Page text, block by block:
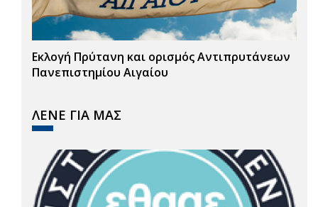
Εκλογή Πρύτανη και ορισμός Αντιπρυτάνεων
Πανεπιστημίου Αιγαίου
ΛΕΝΕ ΓΙΑ ΜΑΣ